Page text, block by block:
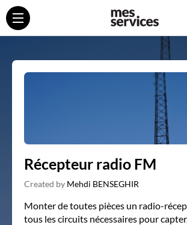
Récepteur radio FM
Created by Mehdi BENSEGHIR
Monter de toutes pièces un radio-
tous les circuits nécessaires pour